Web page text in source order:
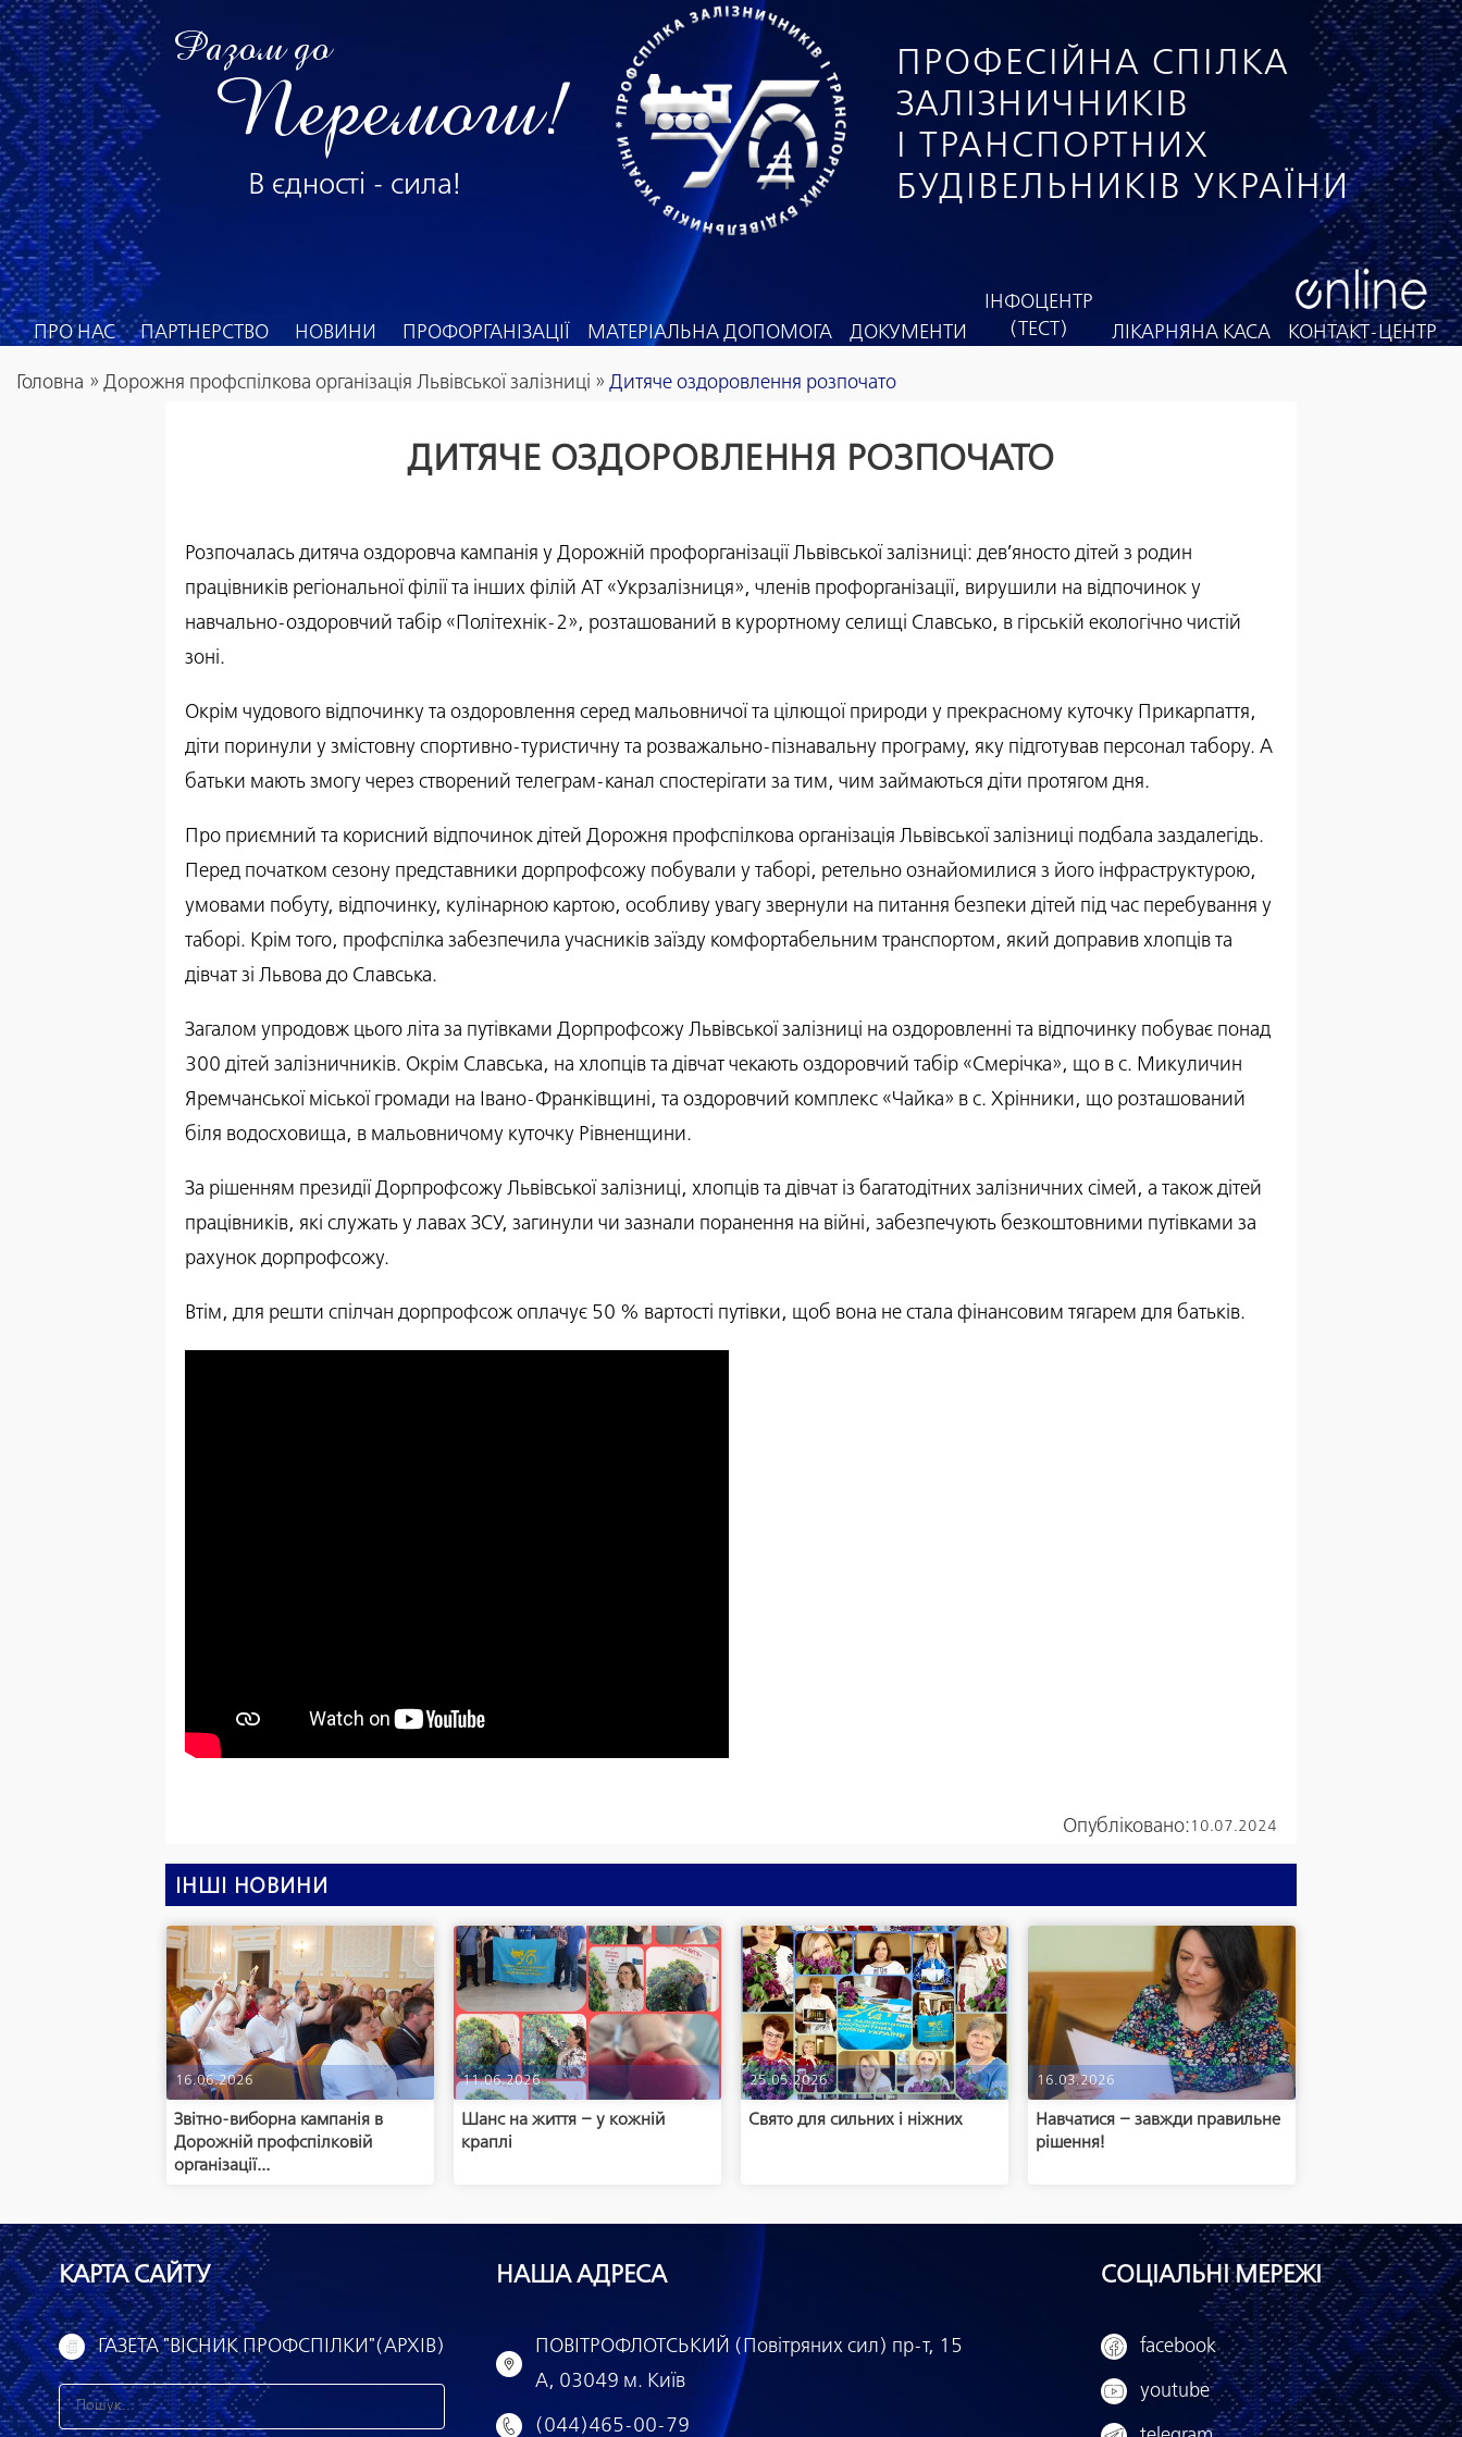
Разом до
Перемоги!
В єдності - сила!
ПРОФЕСІЙНА СПІЛКА
ЗАЛІЗНИЧНИКІВ
І ТРАНСПОРТНИХ
БУДІВЕЛЬНИКІВ УКРАЇНИ
ПРО НАС ПАРТНЕРСТВО НОВИНИ ПРОФОРГАНІЗАЦІЇ МАТЕРІАЛЬНА ДОПОМОГА ДОКУМЕНТИ
ІНФОЦЕНТР
(ТЕСТ)
ЛІКАРНЯНА КАСА КОНТАКТ-ЦЕНТР
Головна » Дорожня профспілкова організація Львівської залізниці » Дитяче оздоровлення розпочато
ДИТЯЧЕ ОЗДОРОВЛЕННЯ РОЗПОЧАТО
Розпочалась дитяча оздоровча кампанія у Дорожній профорганізації Львівської залізниці: дев’яносто дітей з родин
працівників регіональної філії та інших філій АТ «Укрзалізниця», членів профорганізації, вирушили на відпочинок у
навчально-оздоровчий табір «Політехнік-2», розташований в курортному селищі Славсько, в гірській екологічно чистій
зоні.
Окрім чудового відпочинку та оздоровлення серед мальовничої та цілющої природи у прекрасному куточку Прикарпаття,
діти поринули у змістовну спортивно-туристичну та розважально-пізнавальну програму, яку підготував персонал табору. А
батьки мають змогу через створений телеграм-канал спостерігати за тим, чим займаються діти протягом дня.
Про приємний та корисний відпочинок дітей Дорожня профспілкова організація Львівської залізниці подбала заздалегідь.
Перед початком сезону представники дорпрофсожу побували у таборі, ретельно ознайомилися з його інфраструктурою,
умовами побуту, відпочинку, кулінарною картою, особливу увагу звернули на питання безпеки дітей під час перебування у
таборі. Крім того, профспілка забезпечила учасників заїзду комфортабельним транспортом, який доправив хлопців та
дівчат зі Львова до Славська.
Загалом упродовж цього літа за путівками Дорпрофсожу Львівської залізниці на оздоровленні та відпочинку побуває понад
300 дітей залізничників. Окрім Славська, на хлопців та дівчат чекають оздоровчий табір «Смерічка», що в с. Микуличин
Яремчанської міської громади на Івано-Франківщині, та оздоровчий комплекс «Чайка» в с. Хрінники, що розташований
біля водосховища, в мальовничому куточку Рівненщини.
За рішенням президії Дорпрофсожу Львівської залізниці, хлопців та дівчат із багатодітних залізничних сімей, а також дітей
працівників, які служать у лавах ЗСУ, загинули чи зазнали поранення на війні, забезпечують безкоштовними путівками за
рахунок дорпрофсожу.
Втім, для решти спілчан дорпрофсож оплачує 50 % вартості путівки, щоб вона не стала фінансовим тягарем для батьків.
Опубліковано: 10.07.2024
ІНШІ НОВИНИ
16.06.2026
Звітно-виборна кампанія в
Дорожній профспілковій
організації...
11.06.2026
Шанс на життя – у кожній
краплі
25.05.2026
Свято для сильних і ніжних
16.03.2026
Навчатися – завжди правильне
рішення!
КАРТА САЙТУ
ГАЗЕТА "ВІСНИК ПРОФСПІЛКИ"(АРХІВ)
З
НАША АДРЕСА
ПОВІТРОФЛОТСЬКИЙ (Повітряних сил) пр-т, 15
А, 03049 м. Київ
(044)465-00-79
СОЦІАЛЬНІ МЕРЕЖІ
facebook
youtube